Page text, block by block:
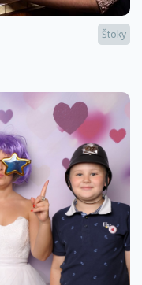
Štoky